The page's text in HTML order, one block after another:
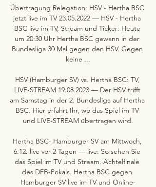
Übertragung Relegation: HSV - Hertha BSC
jetzt live im TV 23.05.2022 — HSV - Hertha
BSC live im TV, Stream und Ticker: Heute
um 20:30 Uhr Hertha BSC gewann in der
Bundesliga 30 Mal gegen den HSV. Gegen
keine ...
HSV (Hamburger SV) vs. Hertha BSC: TV,
LIVE-STREAM 19.08.2023 — Der HSV trifft
am Samstag in der 2. Bundesliga auf Hertha
BSC. Hier erfahrt Ihr, wo das Spiel im TV
und LIVE-STREAM übertragen wird.
Hertha BSC- Hamburger SV am Mittwoch,
6.12. live vor 2 Tagen — live: So sehen Sie
das Spiel im TV und Stream. Achtelfinale
des DFB-Pokals. Hertha BSC gegen
Hamburger SV live im TV und Online-